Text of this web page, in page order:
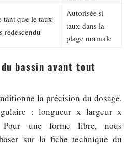
tant que le taux
redescendu
Autorisée si
taux dans la
plage normale
bassin avant tout
la précision du dosage.
: longueur x largeur x
Pour une forme libre, nous
sur la fiche technique du